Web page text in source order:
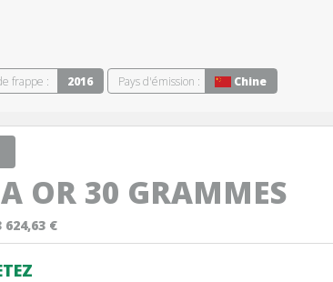
frappe : 2016 Pays d'émission : Chine
OR 30 GRAMMES
624,63 €